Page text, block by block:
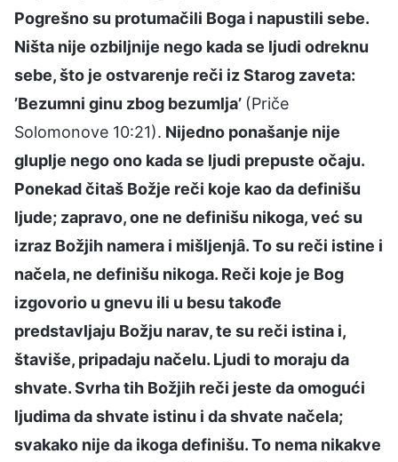
Pogrešno su protumačili Boga i napustili sebe.
Ništa nije ozbiljnije nego kada se ljudi odreknu
sebe, što je ostvarenje reči iz Starog zaveta:
’Bezumni ginu zbog bezumlja’ (Priče
Solomonove 10:21). Nijedno ponašanje nije
gluplje nego ono kada se ljudi prepuste očaju.
Ponekad čitaš Božje reči koje kao da definišu
ljude; zapravo, one ne definišu nikoga, već su
izraz Božjih namera i mišljenjȃ. To su reči istine i
načela, ne definišu nikoga. Reči koje je Bog
izgovorio u gnevu ili u besu takođe
predstavljaju Božju narav, te su reči istina i,
štaviše, pripadaju načelu. Ljudi to moraju da
shvate. Svrha tih Božjih reči jeste da omogući
ljudima da shvate istinu i da shvate načela;
svakako nije da ikoga definišu. To nema nikakve